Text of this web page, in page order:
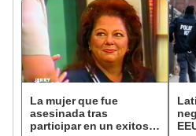
La mujer que fue
asesinada tras
participar en un exitoso